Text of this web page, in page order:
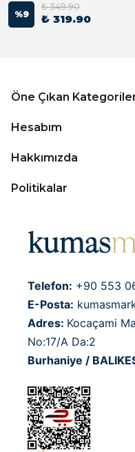
%9
₺ 349.90
₺ 319.90
Öne Çıkan
Hesabım
Hakkımızda
Politikalar
Telefon: +90 553
E-Posta:
Adres: Kocaçami
No:17/A Da:2
Burhaniye /